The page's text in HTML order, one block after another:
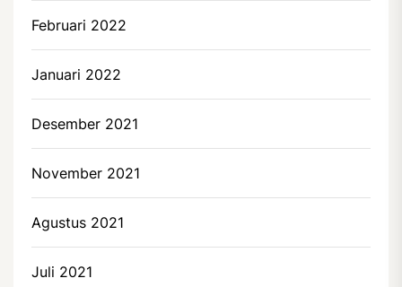
Februari 2022
Januari 2022
Desember 2021
November 2021
Agustus 2021
Juli 2021